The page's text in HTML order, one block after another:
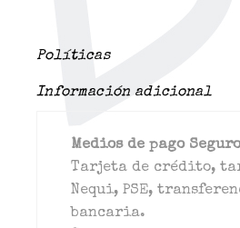
Políticas
Información adicional
Medios de pago
Tarjeta de crédito,
Nequi, PSE,
bancaria.